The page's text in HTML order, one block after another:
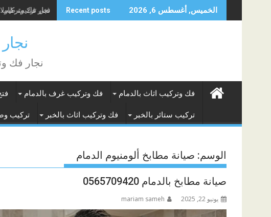
to
الخميس, أغسطس 6, 2026 Recent posts نجار فك وتركيب
نجار
نجار فك
فك وتركيب اثاث بالدمام فك وتركيب غرف بالدمام
تركيب ستائر بالخبر فك وتركيب اثاث بالخبر تركيب
الوسم: صيانة مطابخ ألومنيوم الدمام
صيانة مطابخ بالدمام 0565709420
يونيو 22, 2025 mariam sameh